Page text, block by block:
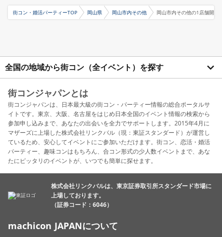
街コン・婚活パーティーTOP 岡山県 岡山市内その他 岡山市内その他の1店舗開催
全国の地域から街コン（全イベント）を探す
街コンジャパンとは
街コンジャパンは、日本最大級の街コン・パーティー情報の総合ポータルサ
イトです。東京、大阪、名古屋をはじめ日本全国のイベント情報の検索から
参加申し込みまで、あなたの出会いを全力でサポートします。2015年4月に
マザーズに上場した株式会社リンクバル（現：東証スタンダード）が運営し
ているため、安心してイベントにご参加いただけます。街コン、恋活・婚活
パーティー、趣味コンはもちろん、合コン形式の少人数イベントまで、あな
たにピッタリのイベントが、いつでも簡単に探せます。
株式会社リンクバルは、東京証券取引所スタンダード市場に
上場しております。
（証券コード：6046）
machicon JAPANについて